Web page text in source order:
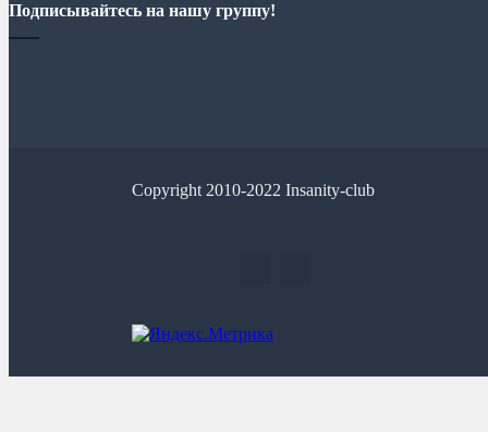
Подписывайтесь на нашу группу!
Copyright 2010-2022 Insanity-club